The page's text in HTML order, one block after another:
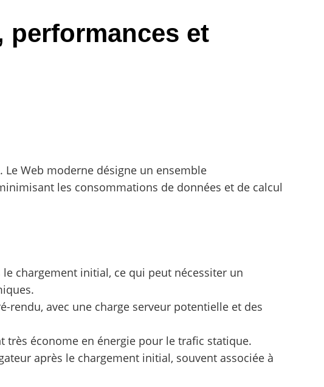
performances et
Web moderne désigne un ensemble
les consommations de données et de calcul
chargement initial, ce qui peut nécessiter un
rendu, avec une charge serveur potentielle et des
très économe en énergie pour le trafic statique.
après le chargement initial, souvent associée à